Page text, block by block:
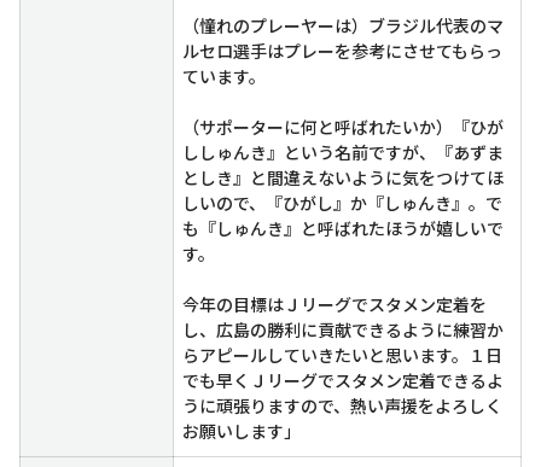
（憧れのプレーヤーは）ブラジル代表のマ
ルセロ選手はプレーを参考にさせてもらっ
ています。
（サポーターに何と呼ばれたいか）『ひが
ししゅんき』という名前ですが、『あずま
としき』と間違えないように気をつけてほ
しいので、『ひがし』か『しゅんき』。で
も『しゅんき』と呼ばれたほうが嬉しいで
す。
今年の目標はＪリーグでスタメン定着を
し、広島の勝利に貢献できるように練習か
らアピールしていきたいと思います。１日
でも早くＪリーグでスタメン定着できるよ
うに頑張りますので、熱い声援をよろしく
お願いします」